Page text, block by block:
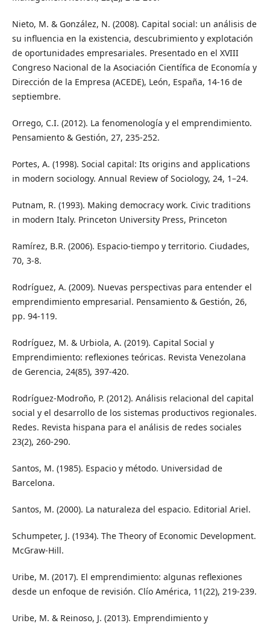
Nieto, M. & González, N. (2008). Capital social: un análisis de
su influencia en la existencia, descubrimiento y explotación
de oportunidades empresariales. Presentado en el XVIII
Congreso Nacional de la Asociación Científica de Economía y
Dirección de la Empresa (ACEDE), León, España, 14-16 de
septiembre.
Orrego, C.I. (2012). La fenomenología y el emprendimiento.
Pensamiento & Gestión, 27, 235-252.
Portes, A. (1998). Social capital: Its origins and applications
in modern sociology. Annual Review of Sociology, 24, 1–24.
Putnam, R. (1993). Making democracy work. Civic traditions
in modern Italy. Princeton University Press, Princeton
Ramírez, B.R. (2006). Espacio-tiempo y territorio. Ciudades,
70, 3-8.
Rodríguez, A. (2009). Nuevas perspectivas para entender el
emprendimiento empresarial. Pensamiento & Gestión, 26,
pp. 94-119.
Rodríguez, M. & Urbiola, A. (2019). Capital Social y
Emprendimiento: reflexiones teóricas. Revista Venezolana
de Gerencia, 24(85), 397-420.
Rodríguez-Modroño, P. (2012). Análisis relacional del capital
social y el desarrollo de los sistemas productivos regionales.
Redes. Revista hispana para el análisis de redes sociales
23(2), 260-290.
Santos, M. (1985). Espacio y método. Universidad de
Barcelona.
Santos, M. (2000). La naturaleza del espacio. Editorial Ariel.
Schumpeter, J. (1934). The Theory of Economic Development.
McGraw-Hill.
Uribe, M. (2017). El emprendimiento: algunas reflexiones
desde un enfoque de revisión. Clío América, 11(22), 219-239.
Uribe, M. & Reinoso, J. (2013). Emprendimiento y